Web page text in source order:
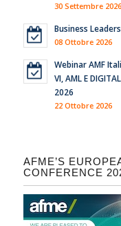
30 Settembre 2026
Business
08 Ottobre 2026
Webinar AMF
VI, AML E
2026
22 Ottobre 2026
AFME’S
CONFERENCE